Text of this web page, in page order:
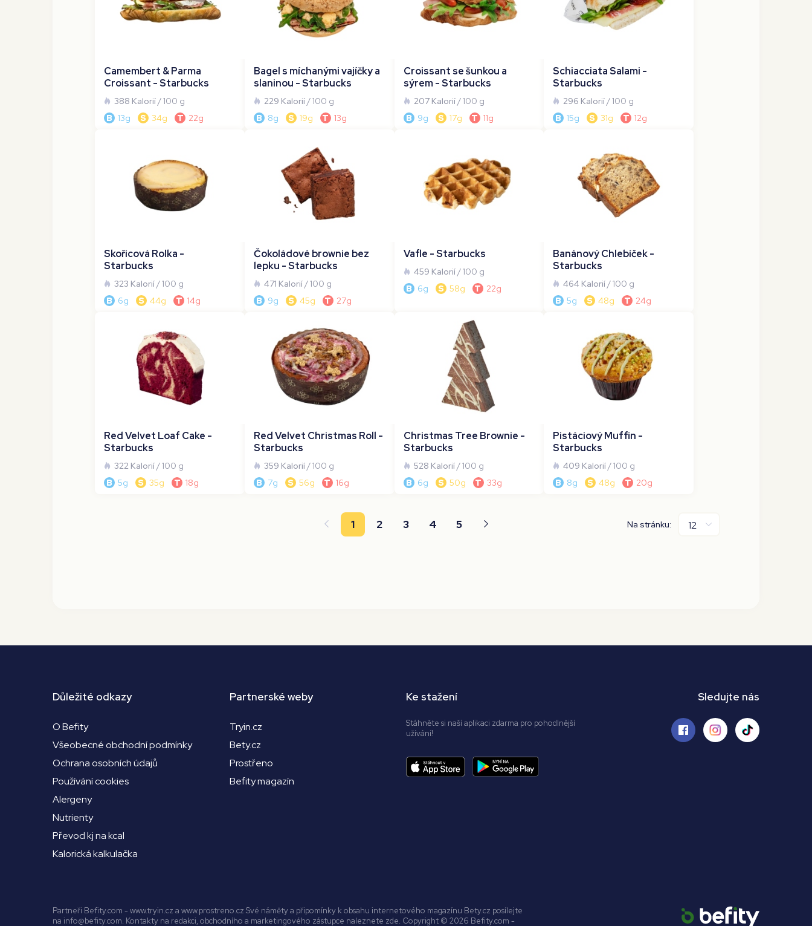
Camembert & Parma
Croissant - Starbucks
388 Kalorií/ 100 g
B 13g S 34g T 22g
Bagel s míchanými vajíčky a
slaninou - Starbucks
229 Kalorií/ 100 g
B
8g S 19g T 13g
Croissant se šunkou a
sýrem - Starbucks
207 Kalorií/ 100 g
B
9g S 17g T 11g
Schiacciata Salami -
Starbucks
296 Kalorií/ 100 g
B 15g S 31g T 12g
Skořicová Rolka -
Starbucks
323 Kalorií/ 100 g
B
6g S 44g T 14g
Čokoládové brownie bez
lepku - Starbucks
471 Kalorií/ 100 g
B
9g S 45g T 27g
Vafle - Starbucks
459 Kalorií/ 100 g
B
6g S 58g T 22g
Banánový Chlebíček -
Starbucks
464 Kalorií/ 100 g
B 5g S 48g T 24g
Red Velvet Loaf Cake -
Starbucks
322 Kalorií/ 100 g
B 5g S 35g T 18g
Red Velvet Christmas Roll -
Starbucks
359 Kalorií/ 100 g
B
7g S 56g T 16g
Christmas Tree Brownie -
Starbucks
528 Kalorií/ 100 g
B
6g S 50g T 33g
Pistáciový Muffin -
Starbucks
409 Kalorií/ 100 g
B
8g S 48g T 20g
1 2 3 4 5 Na stránku:
Důležité odkazy
O Befity
Všeobecné obchodní podmínky
Ochrana osobních údajů
Používání cookies
Alergeny
Nutrienty
Převod kj na kcal
Kalorická kalkulačka
Partnerské weby
Tryin.cz
Bety.cz
Prostřeno
Befity magazín
Ke stažení
Stáhněte si naší aplikaci zdarma pro pohodlnější
užívání!
Sledujte nás
Partneři Befity.com - www.tryin.cz a www.prostreno.cz Své náměty a připomínky k obsahu internetového magazínu Bety.cz posílejte
na info@befity.com. Kontakty na redakci, obchodního a marketingového zástupce naleznete zde. Copyright © 2026 Befity.com -